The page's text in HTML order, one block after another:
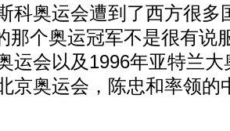
科奥运会遭到了西方很多
那个奥运冠军不是很有说
运会以及1996年亚特兰
京奥运会，陈忠和率领的